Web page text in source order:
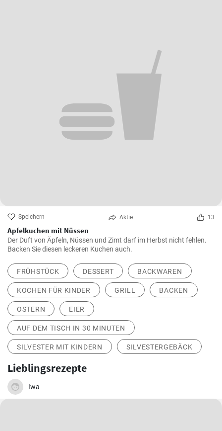
Speichern Aktie 13
Apfelkuchen mit Nüssen
Der Duft von Äpfeln, Nüssen und Zimt darf im Herbst nicht fehlen.
Backen Sie diesen leckeren Kuchen auch.
FRÜHSTÜCK DESSERT BACKWAREN
KOCHEN FÜR KINDER GRILL BACKEN
OSTERN EIER
AUF DEM TISCH IN 30 MINUTEN
SILVESTER MIT KINDERN SILVESTERGEBÄCK
Lieblingsrezepte
Iwa